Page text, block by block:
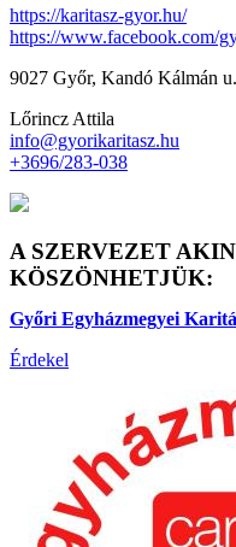
https://karitasz-gyor.hu/
https://www.facebook.com/
9027 Győr, Kandó Kálmán
Lőrincz Attila
info@gyorikaritasz.hu
+3696/283-038
A SZERVEZET
KÖSZÖNHETJÜK:
Győri Egyházmegyei
Érdekel